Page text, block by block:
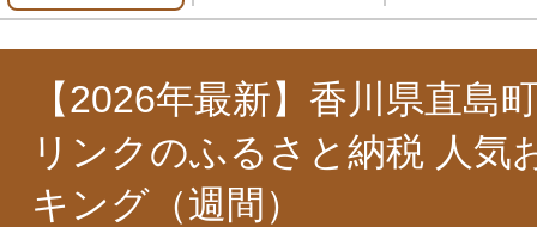
【2026年最新】香川県直島
リンクのふるさと納税 人気
キング（週間）